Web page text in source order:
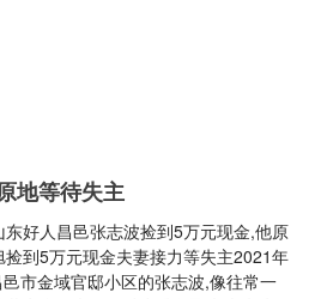
地等待失主
好人昌邑张志波捡到5万元现金,他原
到5万元现金夫妻接力等失主2021年
市金域官邸小区的张志波,像往常一